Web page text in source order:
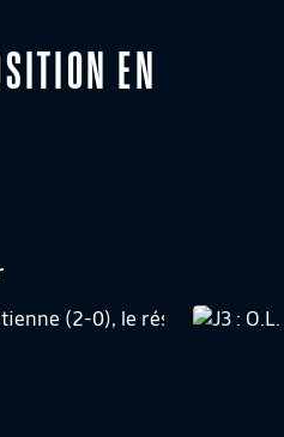
EN